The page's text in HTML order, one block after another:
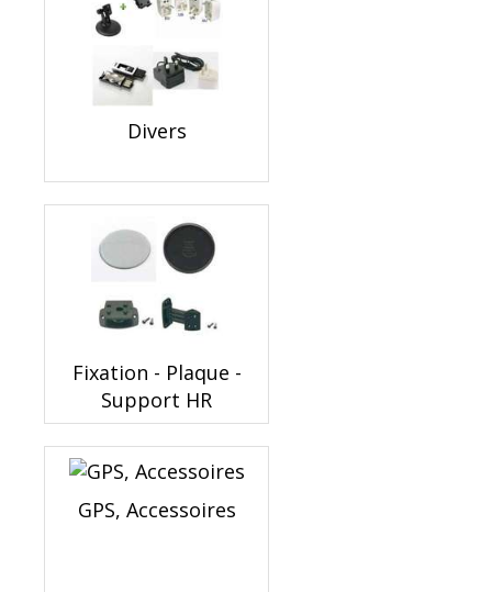
Divers
Fixation - Plaque -
Support HR
GPS, Accessoires